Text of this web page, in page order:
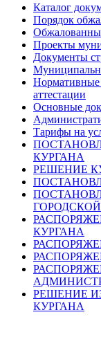
Каталог
Порядок
Проекты
Документы
Нормативные
аттестации
Основные
Тарифы на
КУРГАНА
РЕШЕНИЕ
КУРГАНА
РЕШЕНИЕ
КУРГАНА